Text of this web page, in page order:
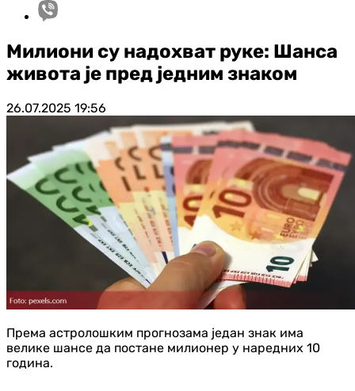
Милиони су надохват руке: Шанса
живота је пред једним знаком
26.07.2025 19:56
Према астролошким прогнозама један знак има
велике шансе да постане милионер у наредних 10
година.